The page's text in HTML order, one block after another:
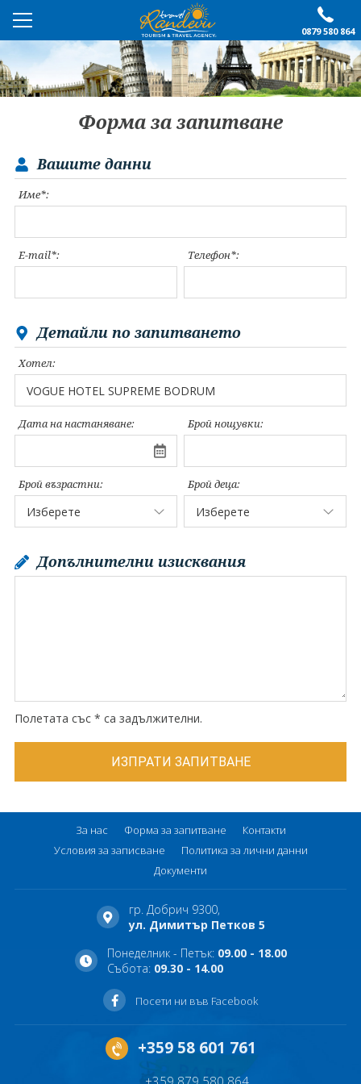
0879 580 864
ПРЕПОРЪЧАНО
ЕКСКУРЗИИ
ПОЧИВКИ
ОЩЕ
Контакти
Условия за записване
Политика за лични
Документи
Форма за запитване
Вашите данни
Име*:
E-mail*: Телефон*:
Детайли по запитването
Хотел:
Дата на настаняване: Брой нощувки:
Брой възрастни: Брой деца:
Допълнителни изисквания
Полетата със * са задължителни.
За нас Форма за запитване
Контакти
Условия за записване
Политика за лични данни
Документи
гр. Добрич 9300,
ул. Димитър Петков 5
Понеделник - Петък: 09.00 - 18.00
Събота: 09.30 - 14.00
Посети ни във Facebook
+359 58 601 761
+359 879 580 864